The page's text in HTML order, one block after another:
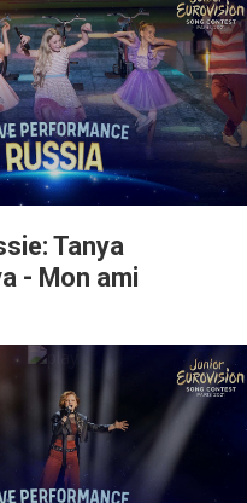
Tanya
- Mon ami